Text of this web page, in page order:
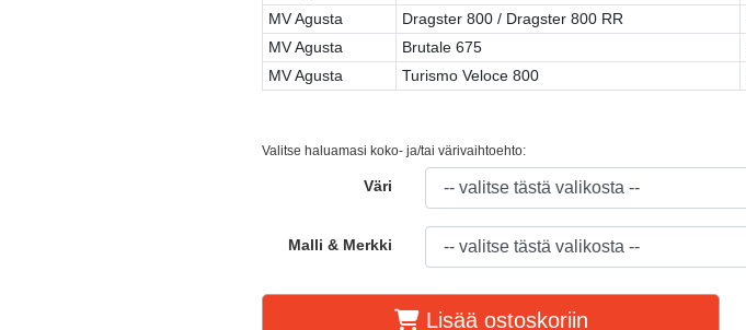
MV Agusta
Dragster 800 / Dragster 800 RR
MV Agusta
Brutale 675
MV Agusta
Turismo Veloce 800
Valitse haluamasi koko- ja/tai värivaihtoehto:
Väri
Malli & Merkki
Lisää ostoskoriin